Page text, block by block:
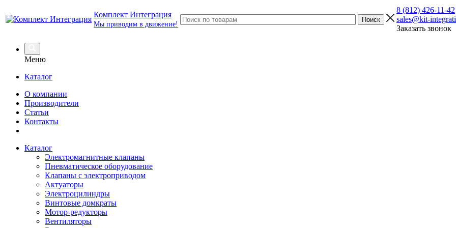
Комплект Интеграция
Мы приводим в движение!
8 (812) 426-11-42
sales@kit-
Заказать звонок
Меню
Каталог
О компании
Производители
Статьи
Контакты
Каталог
Электромагнитные клапаны
Пневматическое оборудование
Клапаны с электроприводом
Актуаторы
Электроцилиндры
Винтовые домкраты
Мотор-редукторы
Вентиляторы